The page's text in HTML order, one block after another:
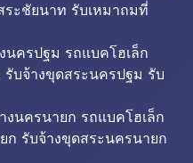
ระชัยนาท รับเหมาถมที่
นครปฐม รถแบคโฮเล็ก
บจ้างขุดสระนครปฐม รับ
นครนายก รถแบคโฮเล็ก
ก รับจ้างขุดสระนครนายก